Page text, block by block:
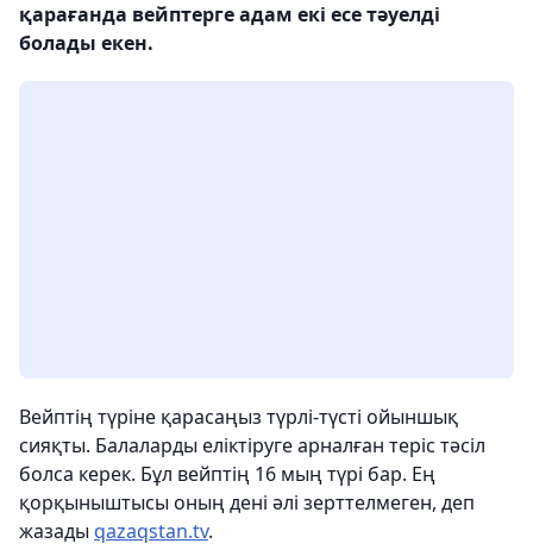
қарағанда вейптерге адам екі есе тәуелді
болады екен.
Вейптің түріне қарасаңыз түрлі-түсті ойыншық
сияқты. Балаларды еліктіруге арналған теріс тәсіл
болса керек. Бұл вейптің 16 мың түрі бар. Ең
қорқыныштысы оның дені әлі зерттелмеген, деп
жазады qazaqstan.tv.